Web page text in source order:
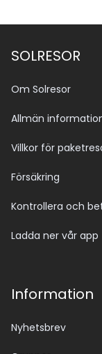
SOLRESOR
Om Solresor
Allmän
Villkor för
Försäkring
Kontrollera och
Ladda ner vår app
Information
Nyhetsbrev